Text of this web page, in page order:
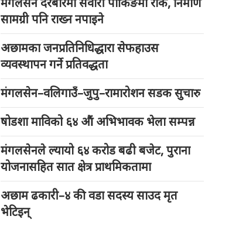
सामग्री पनि राख्न नपाइने
अछामका जनप्रतिनिधिद्धारा सेफहाउस
व्यवस्थापन गर्ने प्रतिवद्धता
मंगलसेन–वलिगाउँ–जुपु–रामारोशन सडक सुचारु
षोडशा माविको ६४ औं अभिभावक भेला सम्पन्न
मंगलसेनले ल्यायो ६४ करोड बढी बजेट, पुराना
योजनासहित सात क्षेत्र प्राथमिकतामा
अछाम ढकारी–४ की वडा सदस्य साउद मृत
भेटिइन्